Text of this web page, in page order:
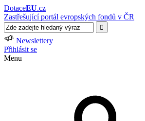
DotaceEU.cz
Zastřešující portál evropských fondů v ČR
Newslettery
Přihlásit se
Menu